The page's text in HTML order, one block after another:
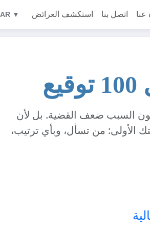
AR ▼ استكشف العرائض اتصل بنا عنا
توقيع، ونادرًا ما يكون السبب ضعف القضية. بل لأن
الأولى: من تسأل، وبأي ترتيب،